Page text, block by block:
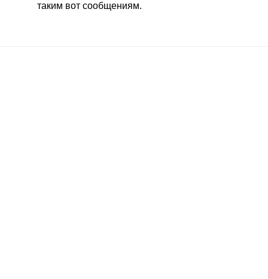
таким вот сообщениям.